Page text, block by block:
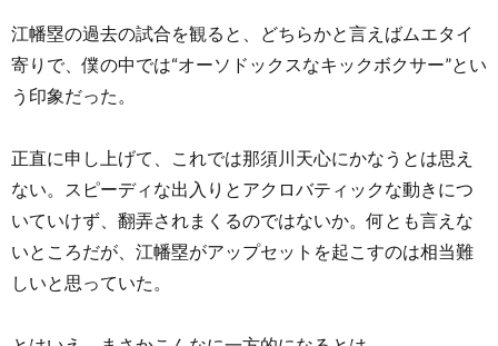
江幡塁の過去の試合を観ると、どちらかと言えばムエタイ
寄りで、僕の中では“オーソドックスなキックボクサー”とい
う印象だった。
正直に申し上げて、これでは那須川天心にかなうとは思え
ない。スピーディな出入りとアクロバティックな動きにつ
いていけず、翻弄されまくるのではないか。何とも言えな
いところだが、江幡塁がアップセットを起こすのは相当難
しいと思っていた。